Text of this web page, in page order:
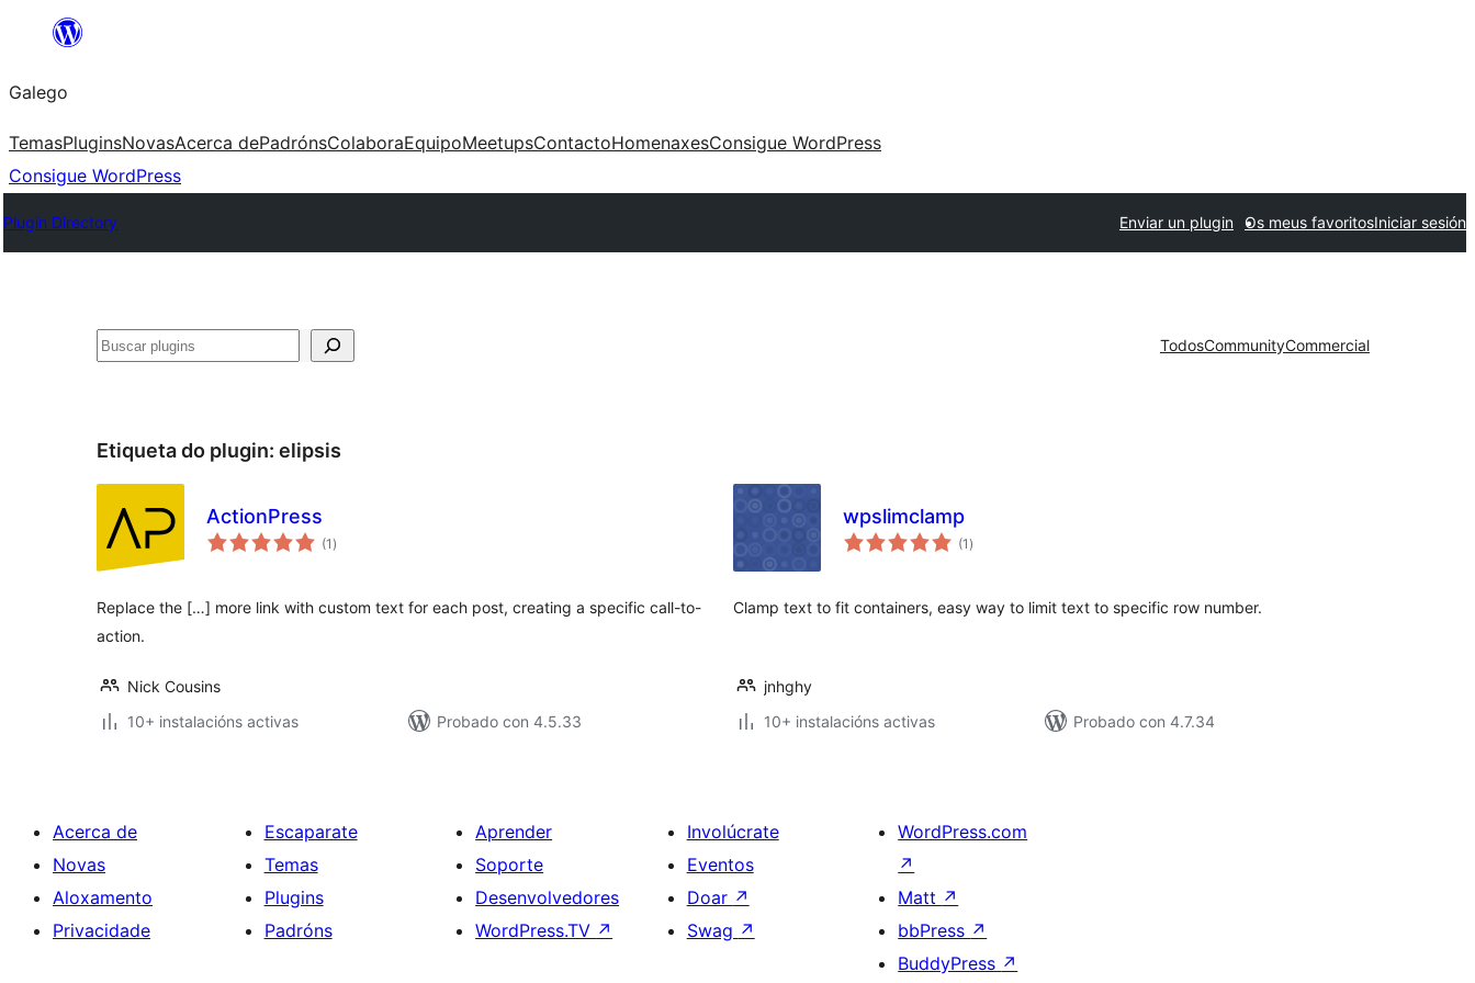
Saltar
contido
Galego
TemasPluginsNovasAcerca dePadrónsColaboraEquipoMeetupsContactoHomenaxesConsigue WordPress
Consigue WordPress
Plugin Directory Enviar un plugin Os meus favoritosIniciar sesión
Buscar TodosCommunityCommercial
Etiqueta do plugin: elipsis
ActionPress
(1 valoracións
totais
)
Replace the […] more link with custom text for each post, creating a specific call-to-
action.
Nick Cousins
10+ instalacións activas
Probado con 4.5.33
wpslimclamp
(1 valoracións
totais
)
Clamp text to fit containers, easy way to limit text to specific row number.
jnhghy
10+ instalacións activas
Probado con 4.7.34
Acerca de
Novas
Aloxamento
Privacidade
Escaparate
Temas
Plugins
Padróns
Aprender
Soporte
Desenvolvedores
WordPress.TV ↗
Involúcrate
Eventos
Doar ↗
Swag ↗
WordPress.com
↗
Matt ↗
bbPress ↗
BuddyPress ↗